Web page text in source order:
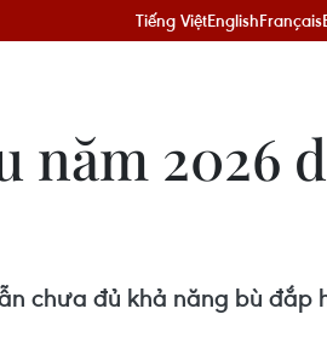
Tiếng ViệtEnglishFrançais
năm 2026
chưa đủ khả năng bù đắp